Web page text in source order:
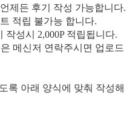
제든 후기 작성 가능합니다.
적립 불가능 합니다.
작성시 2,000P 적립됩니다.
메신저 연락주시면 업로드
록 아래 양식에 맞춰 작성해